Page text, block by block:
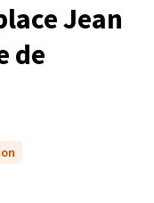
Jean
de